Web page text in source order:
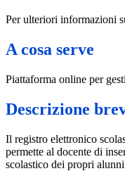
Per ulteriori informazioni
A cosa serve
Piattaforma online per
Descrizione
Il registro elettronico
permette al docente di
scolastico dei propri